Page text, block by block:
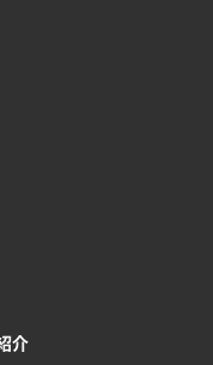
介